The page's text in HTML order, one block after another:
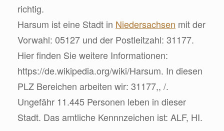
richtig.
Harsum ist eine Stadt in Niedersachsen mit der
Vorwahl: 05127 und der Postleitzahl: 31177.
Hier finden Sie weitere Informationen:
https://de.wikipedia.org/wiki/Harsum. In diesen
PLZ Bereichen arbeiten wir: 31177,, /.
Ungefähr 11.445 Personen leben in dieser
Stadt. Das amtliche Kennnzeichen ist: ALF, HI.